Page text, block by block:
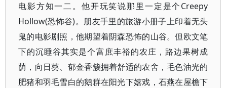
电影方知一二。他开玩笑说那里一定是个Creepy
Hollow(恐怖谷)。朋友手里的旅游小册子上印着无头
鬼的电影剧照，他期望着阴森恐怖的山谷。但欧文笔
下的沉睡谷其实是个富庶丰裕的农庄，路边果树成
荫，向日葵、郁金香簇拥着舒适的农舍，毛色油光的
肥猪和羽毛雪白的鹅群在阳光下嬉戏，石燕在屋檐下